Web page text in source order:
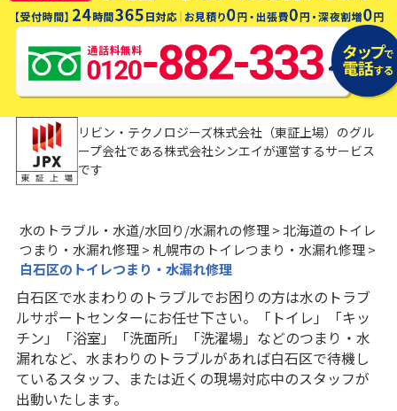
リビン・テクノロジーズ株式会社（東証上場）のグル
ープ会社である株式会社シンエイが運営するサービス
です
水のトラブル・水道/水回り/水漏れの修理>北海道のトイレ
つまり・水漏れ修理>札幌市のトイレつまり・水漏れ修理>
白石区のトイレつまり・水漏れ修理
白石区で水まわりのトラブルでお困りの方は水のトラブ
ルサポートセンターにお任せ下さい。「トイレ」「キッ
チン」「浴室」「洗面所」「洗濯場」などのつまり・水
漏れなど、水まわりのトラブルがあれば白石区で待機し
ているスタッフ、または近くの現場対応中のスタッフが
出動いたします。